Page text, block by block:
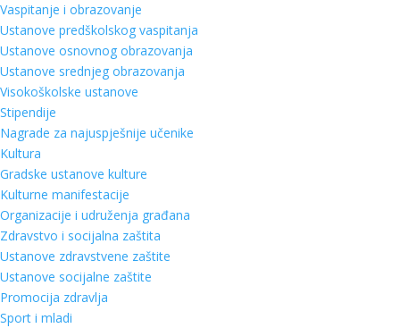
Vaspitanje i obrazovanje
Ustanove predškolskog vaspitanja
Ustanove osnovnog obrazovanja
Ustanove srednjeg obrazovanja
Visokoškolske ustanove
Stipendije
Nagrade za najuspješnije učenike
Kultura
Gradske ustanove kulture
Kulturne manifestacije
Organizacije i udruženja građana
Zdravstvo i socijalna zaštita
Ustanove zdravstvene zaštite
Ustanove socijalne zaštite
Promocija zdravlja
Sport i mladi